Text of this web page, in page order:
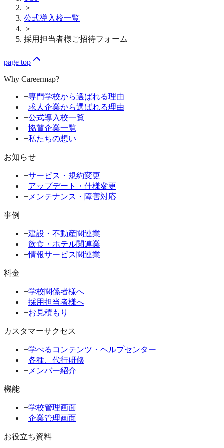
＞
公式導入校一覧
＞
採用担当者様ご招待フォーム
page top
Why Careermap?
−専門学校から選ばれる理由
−求人企業から選ばれる理由
−公式導入校一覧
−協賛企業一覧
−私たちの想い
お知らせ
−サービス・規約変更
−アップデート・仕様変更
− メンテナンス・障害対応
事例
−建設・不動産関連業
−飲食・ホテル関連業
−情報サービス関連業
料金
−学校関係者様へ
−採用担当者様へ
−お見積もり
カスタマーサクセス
−学べるコンテンツ・ヘルプセンター
−各種、代行研修
− メンバー紹介
機能
−学校管理画面
−企業管理画面
お役立ち資料